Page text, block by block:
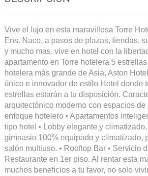
Vive el lujo en esta maravillosa Torre
Ens. Naco, a pasos de plazas, tiendas,
y mucho mas. vive en hotel con la
apartamento en Torre hotelera 5
hotelera más grande de Asia, Aston
único e innovador de estilo Hotel donde
estrellas estarán a tu disposición.
arquitectónico moderno con espacios
enfoque hotelero • Apartamentos
tipo hotel • Lobby elegante y
gimnasio 100% equipado y climatizado,
salón multiuso. • Rooftop Bar • Servicio
Restaurante en 1er piso. Al rentar esta
muchos beneficios a tu favor, no solo